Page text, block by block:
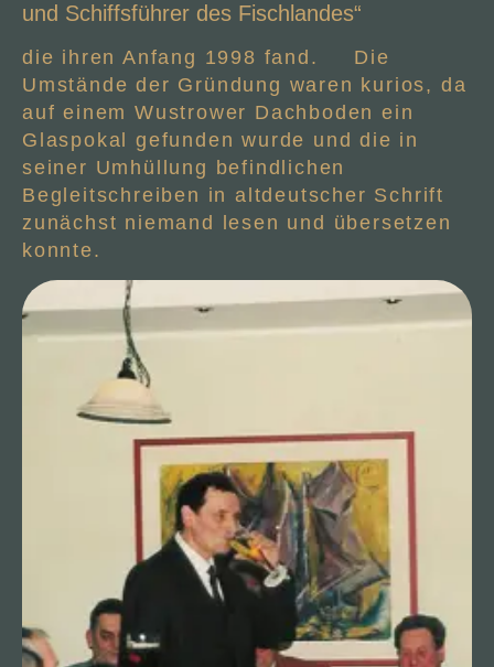
und Schiffsführer des Fischlandes“
die ihren Anfang 1998 fand. Die
Umstände der Gründung waren kurios, da
auf einem Wustrower Dachboden ein
Glaspokal gefunden wurde und die in
seiner Umhüllung befindlichen
Begleitschreiben in altdeutscher Schrift
zunächst niemand lesen und übersetzen
konnte.